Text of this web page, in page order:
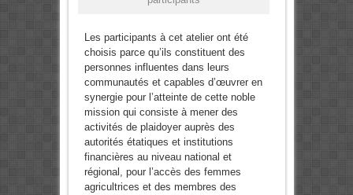
Les participants à cet atelier ont été
choisis parce qu’ils constituent des
personnes influentes dans leurs
communautés et capables d’œuvrer en
synergie pour l’atteinte de cette noble
mission qui consiste à mener des
activités de plaidoyer auprès des
autorités étatiques et institutions
financières au niveau national et
régional, pour l’accès des femmes
agricultrices et des membres des